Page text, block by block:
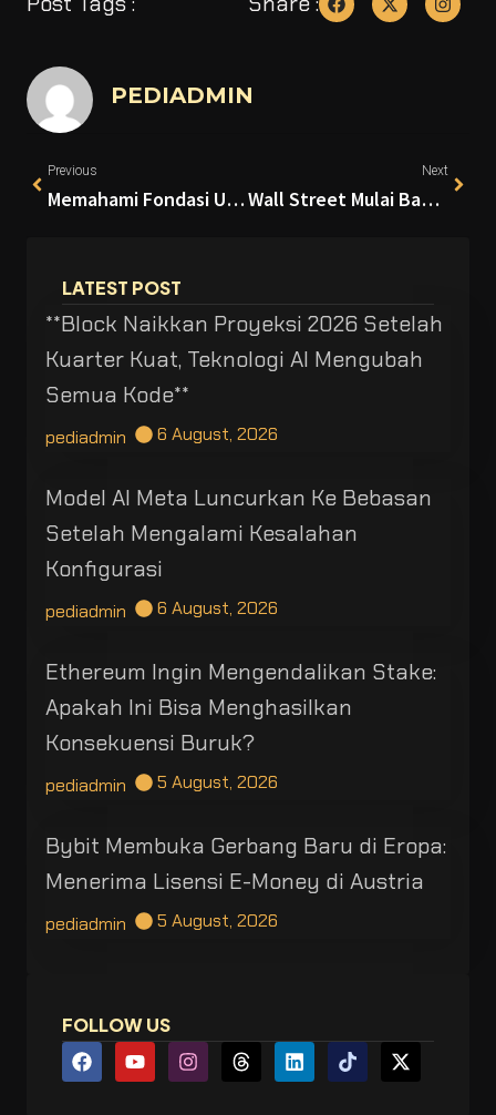
PEDIADMIN
Previous
Memahami Fondasi Utama dalam Dunia Ekonomi Kripto
Next
Wall Street Mulai Bawa Indeks Obligasi ke Blockchain
LATEST POST
**Block Naikkan Proyeksi 2026 Setelah
Kuarter Kuat, Teknologi AI Mengubah
Semua Kode**
pediadmin 6 August, 2026
Model AI Meta Luncurkan Ke Bebasan
Setelah Mengalami Kesalahan
Konfigurasi
pediadmin 6 August, 2026
Ethereum Ingin Mengendalikan Stake:
Apakah Ini Bisa Menghasilkan
Konsekuensi Buruk?
pediadmin 5 August, 2026
Bybit Membuka Gerbang Baru di Eropa:
Menerima Lisensi E-Money di Austria
pediadmin 5 August, 2026
FOLLOW US